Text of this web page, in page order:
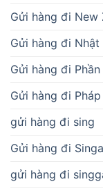
Gửi hàng đi New
Gửi hàng đi Nhật
Gửi hàng đi Phần
Gửi hàng đi Pháp
gửi hàng đi sing
Gửi hàng đi
gửi hàng đi